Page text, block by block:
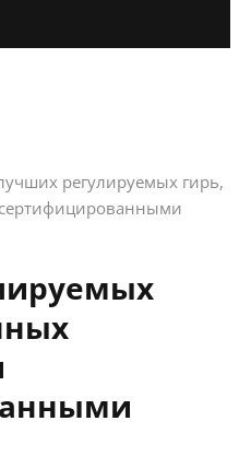
регулируемых гирь,